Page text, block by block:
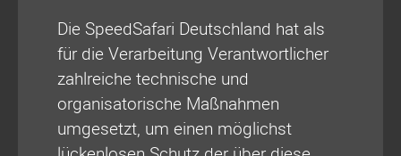
Die SpeedSafari Deutschland hat als
für die Verarbeitung Verantwortlicher
zahlreiche technische und
organisatorische Maßnahmen
umgesetzt, um einen möglichst